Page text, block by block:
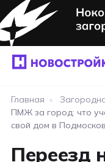
Главная •
ПМЖ за город: что
свой дом в
Переезд